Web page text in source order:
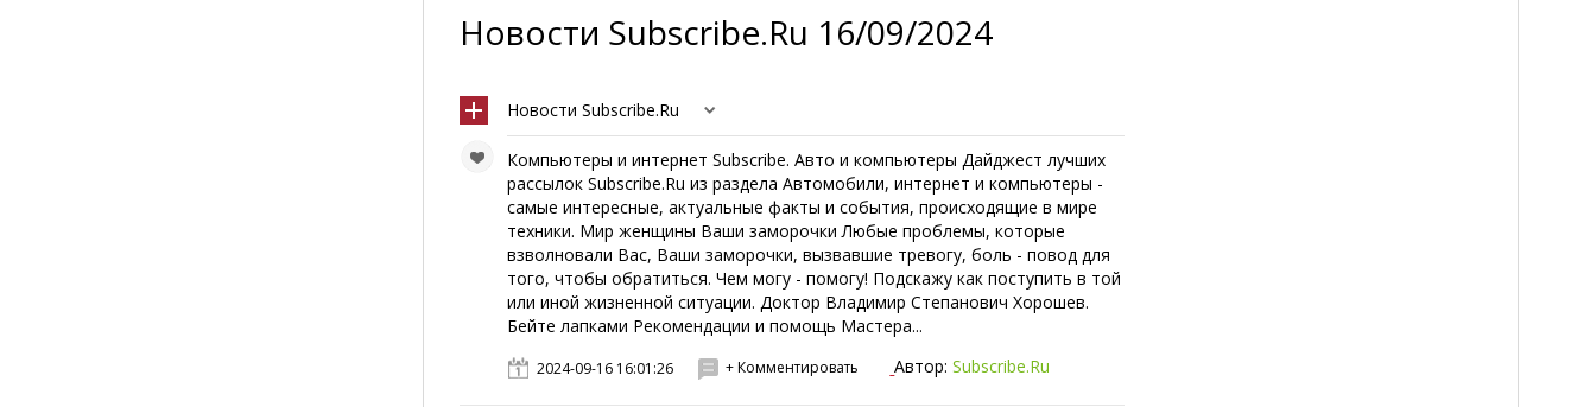
Новости Subscribe.Ru 16/09/2024
Новости Subscribe.Ru
Компьютеры и интернет Subscribe. Авто и компьютеры Дайджест лучших
рассылок Subscribe.Ru из раздела Автомобили, интернет и компьютеры -
самые интересные, актуальные факты и события, происходящие в мире
техники. Мир женщины Ваши заморочки Любые проблемы, которые
взволновали Вас, Ваши заморочки, вызвавшие тревогу, боль - повод для
того, чтобы обратиться. Чем могу - помогу! Подскажу как поступить в той
или иной жизненной ситуации. Доктор Владимир Степанович Хорошев.
Бейте лапками Рекомендации и помощь Мастера...
2024-09-16 16:01:26 + Комментировать Автор:Subscribe.Ru